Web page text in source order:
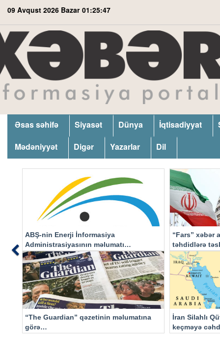
09 Avqust 2026 Bazar 01:25:48
Əsas səhifə Siyasət Dünya İqtisadiyyat
Mədəniyyət
Digər Yazarlar Dil
ABŞ-nin Enerji İnformasiya
Administrasiyasının məlumatı
əsasında…
“Fars” xəbər
təhdidlərə
“The Guardian” qəzetinin məlumatına
görə…
İran Silahlı
keçməyə
Previous